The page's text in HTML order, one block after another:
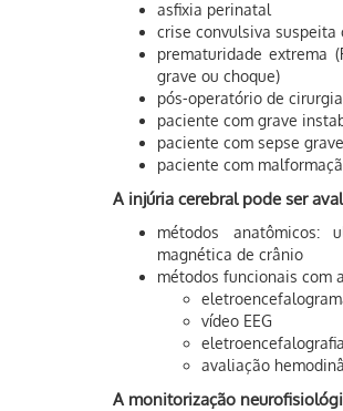
asfixia perinatal
crise convulsiva suspeita
prematuridade extrema
grave ou choque)
pós-operatório de
paciente com grave
paciente com sepse
paciente com
A injúria cerebral pode ser
métodos anatômicos:
magnética de crânio
métodos funcionais com
vídeo EEG
avaliação
A monitorização